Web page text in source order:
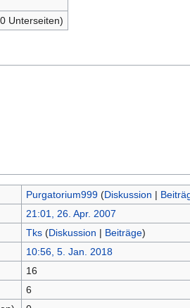
Unterseiten)
Purgatorium999 (Diskussion |
21:01, 26. Apr. 2007
Tks (Diskussion | Beiträge)
10:56, 5. Jan. 2018
16
6